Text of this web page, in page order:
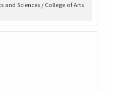
Sciences / College of Arts